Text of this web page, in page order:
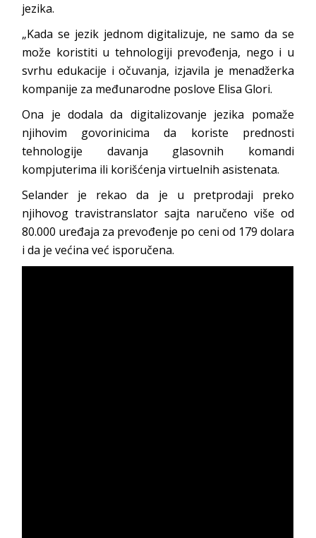
jezika.
„Kada se jezik jednom digitalizuje, ne samo da se
može koristiti u tehnologiji prevođenja, nego i u
svrhu edukacije i očuvanja, izjavila je menadžerka
kompanije za međunarodne poslove Elisa Glori.
Ona je dodala da digitalizovanje jezika pomaže
njihovim govorinicima da koriste prednosti
tehnologije davanja glasovnih komandi
kompjuterima ili korišćenja virtuelnih asistenata.
Selander je rekao da je u pretprodaji preko
njihovog travistranslator sajta naručeno više od
80.000 uređaja za prevođenje po ceni od 179 dolara
i da je većina već isporučena.